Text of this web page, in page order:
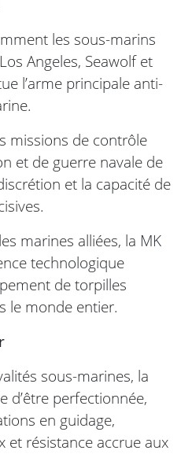
les sous-marins
Angeles, Seawolf et
l’arme principale anti-
missions de contrôle
et de guerre navale de
et la capacité de
marines alliées, la MK
technologique
de torpilles
le monde entier.
sous-marines, la
d’être perfectionnée,
en guidage,
et résistance accrue aux